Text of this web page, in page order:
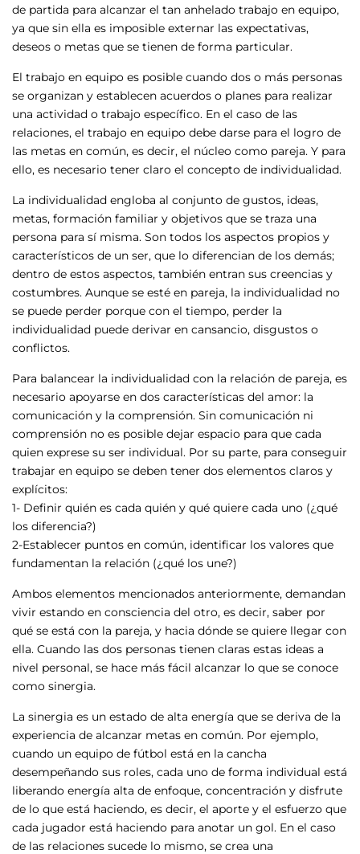
de partida para alcanzar el tan anhelado trabajo en equipo,
ya que sin ella es imposible externar las expectativas,
deseos o metas que se tienen de forma particular.
El trabajo en equipo es posible cuando dos o más personas
se organizan y establecen acuerdos o planes para realizar
una actividad o trabajo específico. En el caso de las
relaciones, el trabajo en equipo debe darse para el logro de
las metas en común, es decir, el núcleo como pareja. Y para
ello, es necesario tener claro el concepto de individualidad.
La individualidad engloba al conjunto de gustos, ideas,
metas, formación familiar y objetivos que se traza una
persona para sí misma. Son todos los aspectos propios y
característicos de un ser, que lo diferencian de los demás;
dentro de estos aspectos, también entran sus creencias y
costumbres. Aunque se esté en pareja, la individualidad no
se puede perder porque con el tiempo, perder la
individualidad puede derivar en cansancio, disgustos o
conflictos.
Para balancear la individualidad con la relación de pareja, es
necesario apoyarse en dos características del amor: la
comunicación y la comprensión. Sin comunicación ni
comprensión no es posible dejar espacio para que cada
quien exprese su ser individual. Por su parte, para conseguir
trabajar en equipo se deben tener dos elementos claros y
explícitos:
1- Definir quién es cada quién y qué quiere cada uno (¿qué
los diferencia?)
2-Establecer puntos en común, identificar los valores que
fundamentan la relación (¿qué los une?)
Ambos elementos mencionados anteriormente, demandan
vivir estando en consciencia del otro, es decir, saber por
qué se está con la pareja, y hacia dónde se quiere llegar con
ella. Cuando las dos personas tienen claras estas ideas a
nivel personal, se hace más fácil alcanzar lo que se conoce
como sinergia.
La sinergia es un estado de alta energía que se deriva de la
experiencia de alcanzar metas en común. Por ejemplo,
cuando un equipo de fútbol está en la cancha
desempeñando sus roles, cada uno de forma individual está
liberando energía alta de enfoque, concentración y disfrute
de lo que está haciendo, es decir, el aporte y el esfuerzo que
cada jugador está haciendo para anotar un gol. En el caso
de las relaciones sucede lo mismo, se crea una